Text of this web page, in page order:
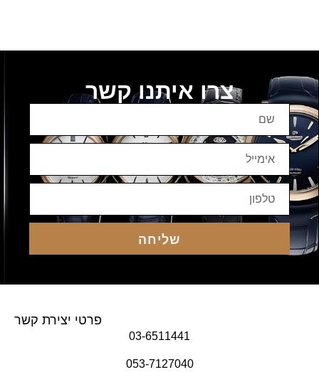
צרו איתנו קשר
שליחה
פרטי יצירת קשר
03-6511441
053-7127040